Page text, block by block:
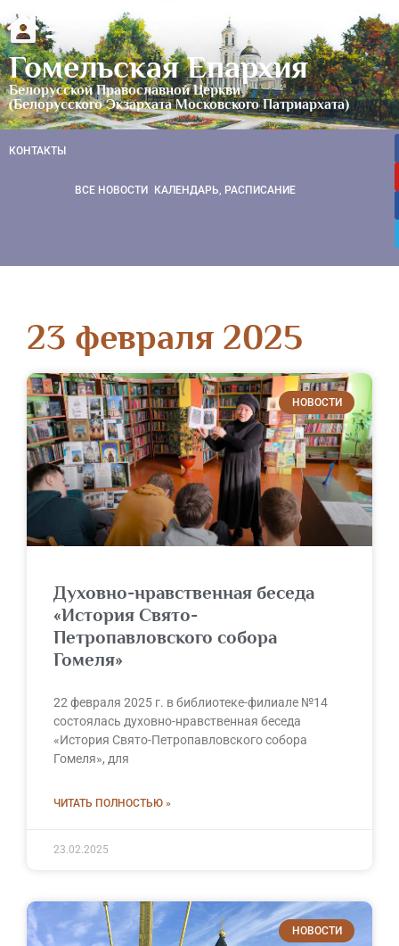
Гомельская Епархия
Белорусской Православной Церкви
(Белорусского Экзархата Московского Патриархата)
КОНТАКТЫ
ВСЕ НОВОСТИ КАЛЕНДАРЬ, РАСПИСАНИЕ
23 февраля 2025
НОВОСТИ
Духовно-нравственная беседа
«История Свято-
Петропавловского собора
Гомеля»
22 февраля 2025 г. в библиотеке-филиале №14
состоялась духовно-нравственная беседа
«История Свято-Петропавловского собора
Гомеля», для
ЧИТАТЬ ПОЛНОСТЬЮ »
23.02.2025
НОВОСТИ